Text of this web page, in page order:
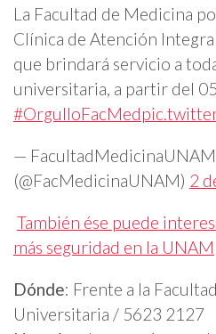
La Facultad de Medicina
Clínica de Atención
que brindará servicio a
universitaria, a partir del
#OrgulloFacMed
— FacultadMedicinaUNAM
(@FacMedicinaUNAM) 2
También ése puede
más seguridad en la UNAM
Dónde: Frente a la
Universitaria / 5623 2127